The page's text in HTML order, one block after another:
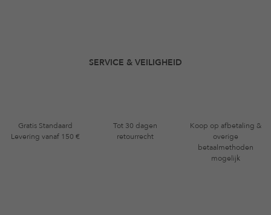
SERVICE & VEILIGHEID
Gratis Standaard
Levering vanaf 150 €
Tot 30 dagen
retourrecht
Koop op afbetaling &
overige
betaalmethoden
mogelijk